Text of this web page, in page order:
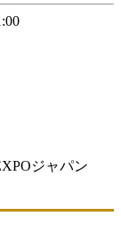
ジャパン